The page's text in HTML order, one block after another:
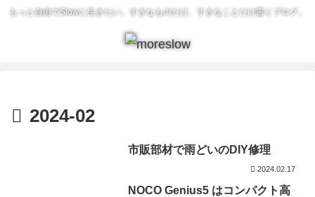
もっと自由でSlowに生きたい。すきなものだけ、すきなことだけ書くブログ。
2024-02
市販部材で雨どいのDIY修理
2024.02.17
NOCO Genius5 はコンパクト高